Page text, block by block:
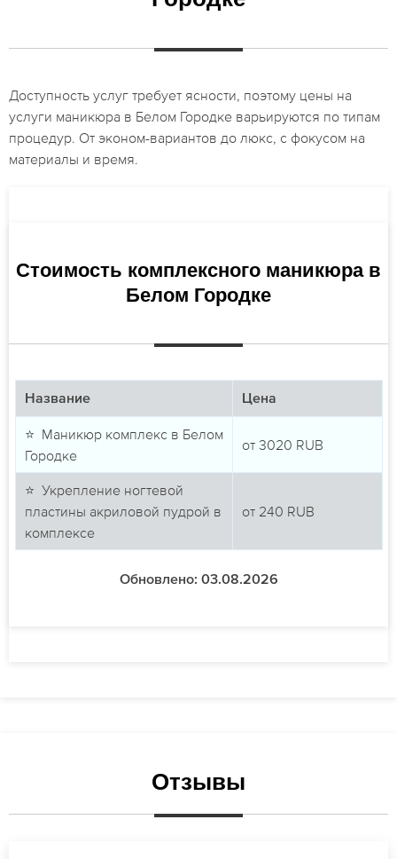
Доступность услуг требует ясности, поэтому цены на
услуги маникюра в Белом Городке варьируются по типам
процедур. От эконом-вариантов до люкс, с фокусом на
материалы и время.
Стоимость комплексного маникюра в
Белом Городке
Название Цена
⭐ Маникюр комплекс в Белом
Городке
от 3020 RUB
⭐ Укрепление ногтевой
пластины акриловой пудрой в
комплексе
от 240 RUB
Обновлено: 03.08.2026
Отзывы